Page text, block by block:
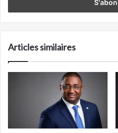
Articles similaires